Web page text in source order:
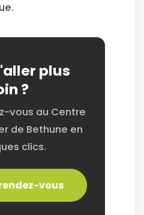
plus
?
vous au Centre
de Bethune en
clics.
vous